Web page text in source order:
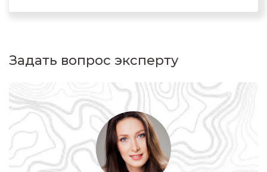
Задать вопрос эксперту